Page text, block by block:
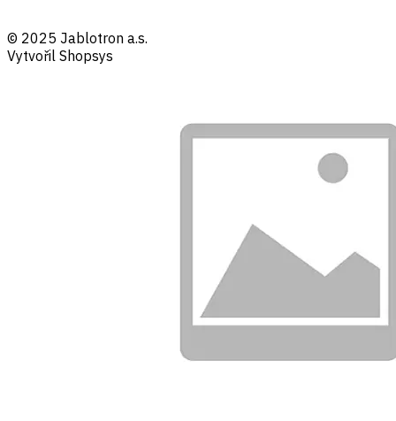
© 2025 Jablotron a.s.
Vytvořil Shopsys